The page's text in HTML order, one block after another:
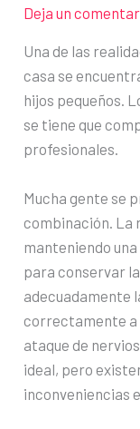
Deja un
Una de las
casa se
hijos pequeños.
se tiene que
profesionales.
Mucha gente se
combinación. La
manteniendo
para conservar
adecuadamente
correctamente a
ataque de
ideal, pero
inconveniencias